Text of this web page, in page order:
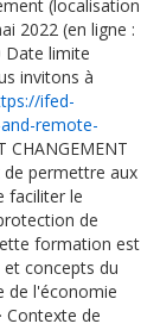
(localisation
2022 (en ligne :
Date limite
invitons à
ifed-
remote-
CHANGEMENT
de permettre aux
faciliter le
de
formation est
et concepts du
de l'économie
· Contexte de